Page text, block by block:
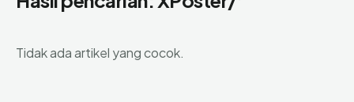
Tidak ada artikel yang cocok.